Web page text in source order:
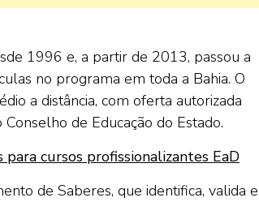
1996 e, a partir de 2013, passou a
no programa em toda a Bahia. O
a distância, com oferta autorizada
de Educação do Estado.
cursos profissionalizantes EaD
de Saberes, que identifica, valida e